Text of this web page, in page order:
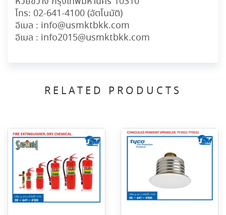
โทร: 02-641-4100(อัตโนมัติ)
อีเมล : info@usmktbkk.com
อีเมล : info2015@usmktbkk.com
RELATED PRODUCTS